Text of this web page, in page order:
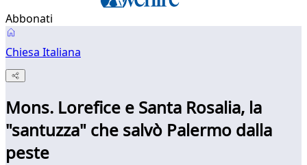
Abbonati
Chiesa Italiana
Mons. Lorefice e Santa Rosalia, la
"santuzza" che salvò Palermo dalla
peste